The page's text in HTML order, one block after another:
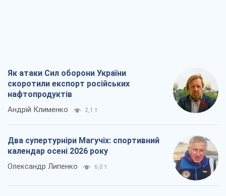
Як атаки Сил оборони України
скоротили експорт російських
нафтопродуктів
Андрій Клименко 2,1 т.
Два супертурніри Магучіх: спортивний
календар осені 2026 року
Олександр Липенко 6,0 т.